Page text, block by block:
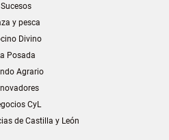
Sucesos
y pesca
Divino
Posada
Agrario
CyL
de Castilla y León